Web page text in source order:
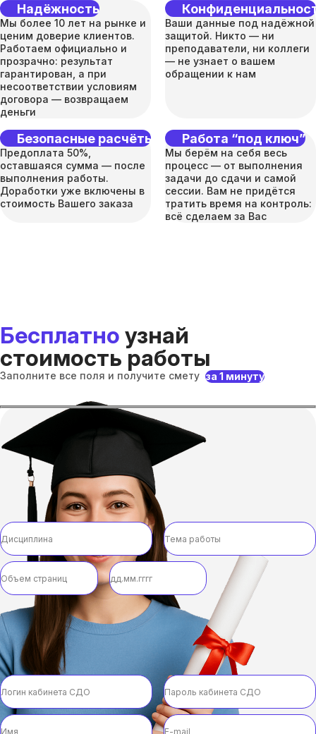
Надёжность
Мы более 10 лет на рынке и
ценим доверие клиентов.
Работаем официально и
прозрачно: результат
гарантирован, а при
несоответствии условиям
договора — возвращаем
деньги
Ваши данные под надёжной
защитой. Никто — ни
преподаватели, ни коллеги
— не узнает о вашем
обращении к нам
Безопасные расчёты
Предоплата 50%,
оставшаяся сумма — после
выполнения работы.
Доработки уже включены в
стоимость Вашего заказа
Работа “под ключ”
Мы берём на себя весь
процесс — от выполнения
задачи до сдачи и самой
сессии. Вам не придётся
тратить время на контроль:
всё сделаем за Вас
Бесплатно узнай
стоимость работы
Заполните все поля и получите смету за 1 минуту